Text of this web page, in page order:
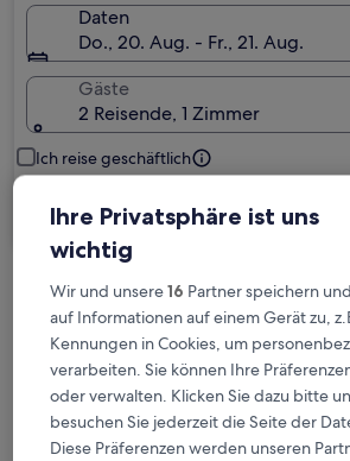
Daten
Do., 20. Aug. - Fr., 21. Aug.
Gäste
2 Reisende, 1 Zimmer
Ich reise geschäftlich
Suchen
Kostenlose Stornierung bei
Planänderungen
Verdiene Prämien für jede
wahrgenommene
Ihre Privatsphäre ist uns
wichtig
Wir und unsere16 Partner speichern
auf Informationen auf einem Gerät zu,
Kennungen in Cookies, um
verarbeiten. Sie können Ihre
oder verwalten. Klicken Sie dazu bitte
besuchen Sie jederzeit die Seite der
Diese Präferenzen werden unseren